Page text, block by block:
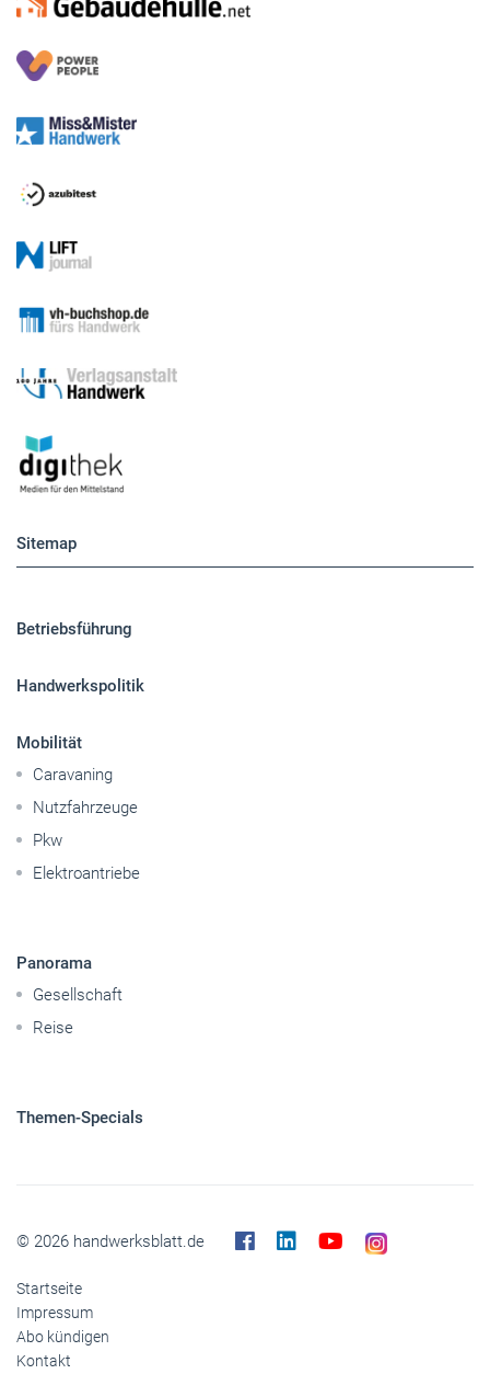
Sitemap
Betriebsführung
Handwerkspolitik
Mobilität
Caravaning
Nutzfahrzeuge
Pkw
Elektroantriebe
Panorama
Gesellschaft
Reise
Themen-Specials
© 2026 handwerksblatt.de
Startseite
Impressum
Abo kündigen
Kontakt